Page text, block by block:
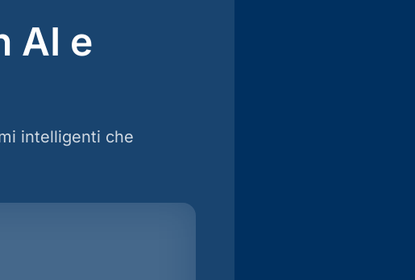
AI e
intelligenti che